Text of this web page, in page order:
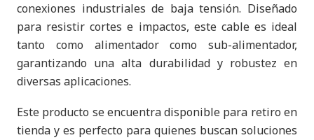
conexiones industriales de baja tensión. Diseñado
para resistir cortes e impactos, este cable es ideal
tanto como alimentador como sub-alimentador,
garantizando una alta durabilidad y robustez en
diversas aplicaciones.
Este producto se encuentra disponible para retiro en
tienda y es perfecto para quienes buscan soluciones